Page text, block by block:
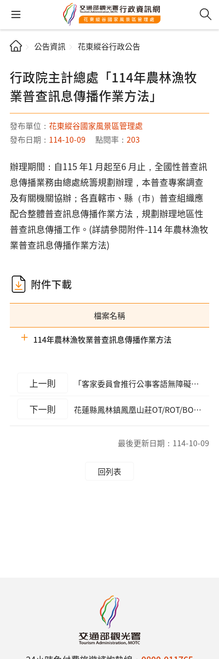
公告資訊 花東縱谷行政公告
行政院主計總處「114年農林漁牧
業普查訊息傳播作業方法」
發布單位： 花東縱谷國家風景區管理處
發布日期： 114-10-09 點閱率： 203
辦理期間：自115 年1 月起至6 月止，全國性普查訊
息傳播業務由總處統籌規劃辦理，本普查專案調查
及有關機關協辦；各直轄市、縣（市）普查組織應
配合整體普查訊息傳播作業方法，規劃辦理地區性
普查訊息傳播工作。(詳請參閱附件-114 年農林漁牧
業普查訊息傳播作業方法)
附件下載
檔案名稱
114年農林漁牧業普查訊息傳播作業方法
上一則 「客家委員會推行公事客語無障礙環境補助計畫」115年度公告受理申請截至10月31日止
下一則 花蓮縣鳳林鎮鳳凰山莊OT/ROT/BOT案」113年度營運績效評定結果
最後更新日期： 114-10-09
回列表